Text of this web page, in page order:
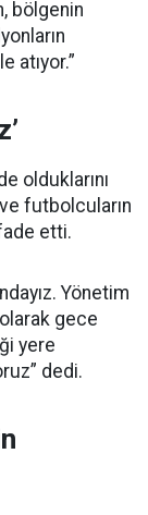
bölgenin
atıyor.”
olduklarını
futbolcuların
etti.
Yönetim
gece
yere
dedi.